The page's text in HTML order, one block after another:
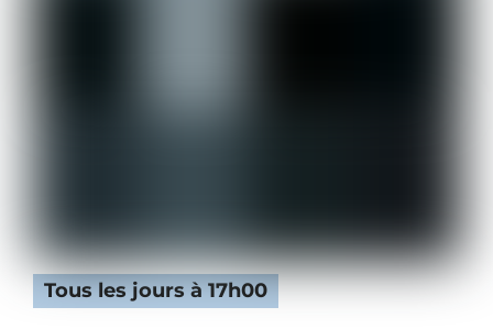
Tous les jours à 17h00